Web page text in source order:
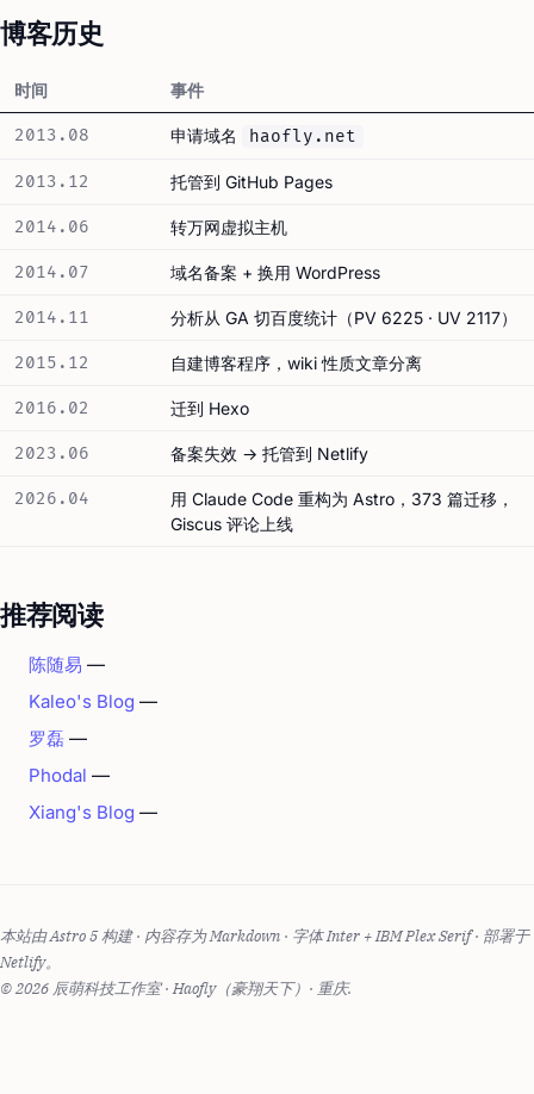
博客历史
时间 事件
2013.08 申请域名 haofly.net
2013.12 托管到 GitHub Pages
2014.06 转万网虚拟主机
2014.07 域名备案 + 换用 WordPress
2014.11 分析从 GA 切百度统计（PV 6225 · UV 2117）
2015.12 自建博客程序，wiki 性质文章分离
2016.02 迁到 Hexo
2023.06 备案失效 → 托管到 Netlify
2026.04
用 Claude Code 重构为 Astro，373 篇迁移，
Giscus 评论上线
推荐阅读
陈随易 —
Kaleo's Blog —
罗磊 —
Phodal —
Xiang's Blog —
本站由 Astro 5 构建 · 内容存为 Markdown · 字体 Inter + IBM Plex Serif · 部署于
Netlify。
© 2026 辰萌科技工作室 · Haofly（豪翔天下）· 重庆.